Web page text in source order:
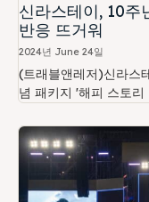
신라스테이, 10주
반응 뜨거워
2024년 June 24일
(트래블앤레저)신라스
념 패키지 '해피 스토